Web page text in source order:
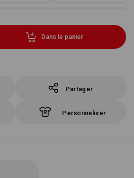
Dans le panier
Partager
Personnaliser